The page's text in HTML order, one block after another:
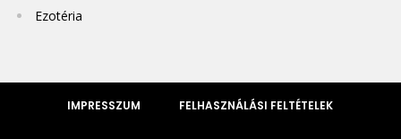
Ezotéria
IMPRESSZUM FELHASZNÁLÁSI FELTÉTELEK